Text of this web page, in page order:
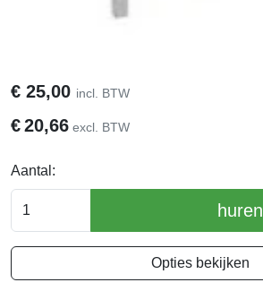
€ 25,00 incl. BTW
€20,66 excl. BTW
Aantal:
huren
Opties bekijken